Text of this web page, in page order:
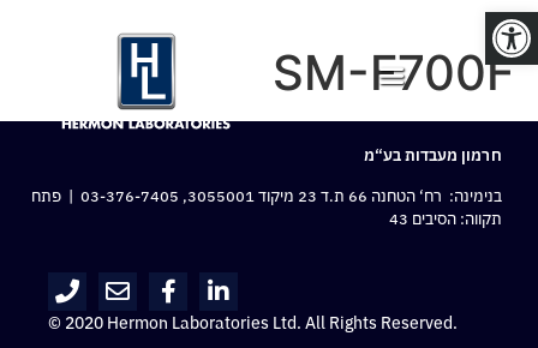
פתח סרגל נגישות
SM-F700F
חרמון מעבדות בע“מ
בנימינה: רח‘ הטחנה 66 ת.ד 23 מיקוד 3055001,
03-376-7405 | פתח
תקווה: הסיבים 43
© 2020 Hermon Laboratories Ltd. All Rights Reserved.